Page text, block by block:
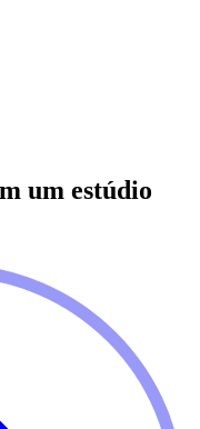
um estúdio